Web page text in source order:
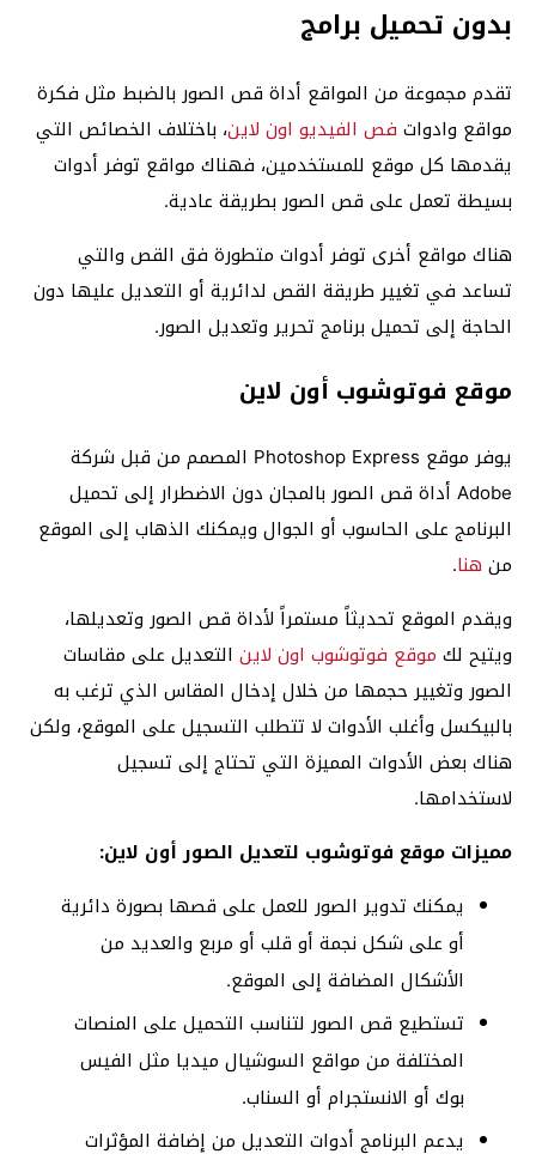
بدون تحميل برامج
تقدم مجموعة من المواقع أداة قص الصور بالضبط مثل فكرة
مواقع وادوات فص الفيديو اون لاين، باختلاف الخصائص التي
يقدمها كل موقع للمستخدمين، فهناك مواقع توفر أدوات
بسيطة تعمل على قص الصور بطريقة عادية.
هناك مواقع أخرى توفر أدوات متطورة فق القص والتي
تساعد في تغيير طريقة القص لدائرية أو التعديل عليها دون
الحاجة إلى تحميل برنامج تحرير وتعديل الصور.
موقع فوتوشوب أون لاين
يوفر موقع Photoshop Express المصمم من قبل شركة
Adobe أداة قص الصور بالمجان دون الاضطرار إلى تحميل
البرنامج على الحاسوب أو الجوال ويمكنك الذهاب إلى الموقع
من هنا.
ويقدم الموقع تحديثاً مستمراً لأداة قص الصور وتعديلها،
ويتيح لك موقع فوتوشوب اون لاين التعديل على مقاسات
الصور وتغيير حجمها من خلال إدخال المقاس الذي ترغب به
بالبيكسل وأغلب الأدوات لا تتطلب التسجيل على الموقع، ولكن
هناك بعض الأدوات المميزة التي تحتاج إلى تسجيل
لاستخدامها.
مميزات موقع فوتوشوب لتعديل الصور أون لاين:
يمكنك تدوير الصور للعمل على قصها بصورة دائرية
أو على شكل نجمة أو قلب أو مربع والعديد من
الأشكال المضافة إلى الموقع.
تستطيع قص الصور لتناسب التحميل على المنصات
المختلفة من مواقع السوشيال ميديا مثل الفيس
بوك أو الانستجرام أو السناب.
يدعم البرنامج أدوات التعديل من إضافة المؤثرات